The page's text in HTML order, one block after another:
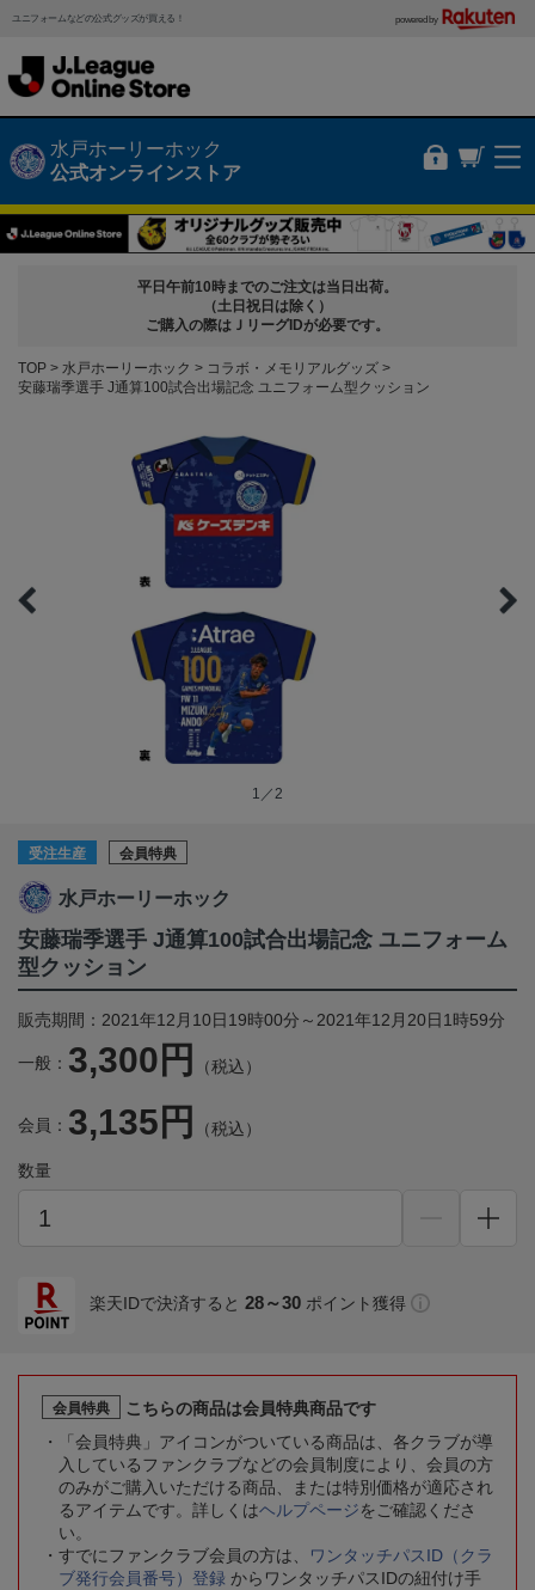
ユニフォームなどの公式グッズが買える！ powered by
水戸ホーリーホック
公式オンラインストア
平日午前10時までのご注文は当日出荷。
（土日祝日は除く）
ご購入の際はＪリーグIDが必要です。
TOP 水戸ホーリーホック
コラボ・メモリアルグッズ
安藤瑞季選手 J通算100試合出場記念 ユニフォーム型クッション
1／2
受注生産 会員特典
水戸ホーリーホック
安藤瑞季選手 J通算100試合出場記念 ユニフォーム
型クッション
販売期間：2021年12月10日19時00分～2021年12月20日1時59分
一般： 3,300円 （税込）
会員： 3,135円 （税込）
数量
楽天IDで決済すると 28～30 ポイント獲得
会員特典
こちらの商品は会員特典商品です
「会員特典」アイコンがついている商品は、各クラブが導
入しているファンクラブなどの会員制度により、会員の方
のみがご購入いただける商品、または特別価格が適応され
るアイテムです。詳しくはヘルプページをご確認くださ
い。
すでにファンクラブ会員の方は、
ワンタッチパスID（クラ
ブ発行会員番号）登録 からワンタッチパスIDの紐付け手